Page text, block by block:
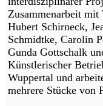
Zusammenarbeit mit
Hubert Schirneck,
Schmidtke, Carolin
Gunda Gottschalk
Künstlerischer
Wuppertal und
mehrere Stücke von